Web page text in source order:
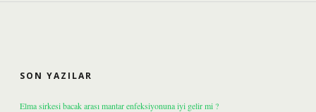
SON YAZILAR
Elma sirkesi bacak arası mantar enfeksiyonuna iyi gelir mi ?